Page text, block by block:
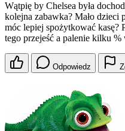
Wątpię by Chelsea była
kolejna zabawka? Mało dzieci
móc lepiej spożytkować kasę?
tego przejeść a palenie kilku
Odpowiedz